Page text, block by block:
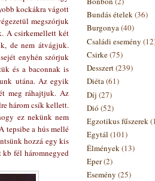
kockákra vágott
megszórjuk
A csirkemellett két
de nem átvágjuk.
enyhén szórjuk
és a baconnak is
utána. Az egyik
meg ráhajtjuk. Az
három csík kellett.
ez nekünk nem
tepsibe a hús mellé
hozzá egy kis
fél háromnegyed
Bundás ételek(36)
Burgonya(40)
Családi esemény
Csirke(75)
Desszert(239)
Diéta(61)
Díj (27)
Dió (52)
Egzotikus fűszerek
Egytál (101)
Élmények (13)
Eper(2)
Esemény (25)